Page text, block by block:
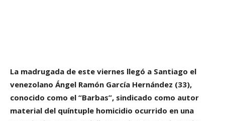
La madrugada de este viernes llegó a Santiago el
venezolano Ángel Ramón García Hernández (33),
conocido como el “Barbas”, sindicado como autor
material del quíntuple homicidio ocurrido en una